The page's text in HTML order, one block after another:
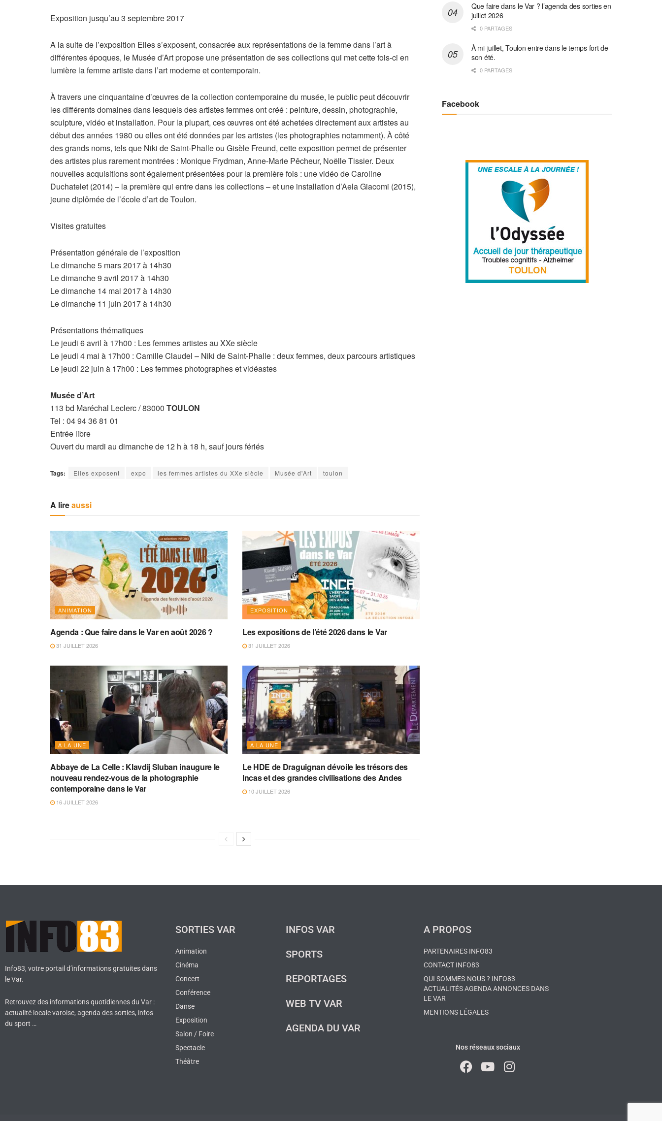
Exposition jusqu’au 3 septembre 2017
A la suite de l’exposition Elles s’exposent, consacrée aux représentations de la femme dans l’art à
différentes époques, le Musée d’Art propose une présentation de ses collections qui met cette fois-ci en
lumière la femme artiste dans l’art moderne et contemporain.
À travers une cinquantaine d’œuvres de la collection contemporaine du musée, le public peut découvrir
les différents domaines dans lesquels des artistes femmes ont créé : peinture, dessin, photographie,
sculpture, vidéo et installation. Pour la plupart, ces œuvres ont été achetées directement aux artistes au
début des années 1980 ou elles ont été données par les artistes (les photographies notamment). À côté
des grands noms, tels que Niki de Saint-Phalle ou Gisèle Freund, cette exposition permet de présenter
des artistes plus rarement montrées : Monique Frydman, Anne-Marie Pêcheur, Noëlle Tissier. Deux
nouvelles acquisitions sont également présentées pour la première fois : une vidéo de Caroline
Duchatelet (2014) – la première qui entre dans les collections – et une installation d’Aela Giacomi (2015),
jeune diplômée de l’école d’art de Toulon.
Visites gratuites
Présentation générale de l’exposition
Le dimanche 5 mars 2017 à 14h30
Le dimanche 9 avril 2017 à 14h30
Le dimanche 14 mai 2017 à 14h30
Le dimanche 11 juin 2017 à 14h30
Présentations thématiques
Le jeudi 6 avril à 17h00 : Les femmes artistes au XXe siècle
Le jeudi 4 mai à 17h00 : Camille Claudel – Niki de Saint-Phalle : deux femmes, deux parcours artistiques
Le jeudi 22 juin à 17h00 : Les femmes photographes et vidéastes
Musée d’Art
113 bd Maréchal Leclerc / 83000 TOULON
Tel : 04 94 36 81 01
Entrée libre
Ouvert du mardi au dimanche de 12 h à 18 h, sauf jours fériés
Tags: Elles exposent expo les femmes artistes du XXe siècle Musée d'Art toulon
A lireaussi
ANIMATION
Agenda : Que faire dans le Var en août 2026 ?
31 JUILLET 2026
EXPOSITION
Les expositions de l’été 2026 dans le Var
31 JUILLET 2026
A LA UNE
Abbaye de La Celle : Klavdij Sluban inaugure le
nouveau rendez-vous de la photographie
contemporaine dans le Var
16 JUILLET 2026
A LA UNE
Le HDE de Draguignan dévoile les trésors des
Incas et des grandes civilisations des Andes
10 JUILLET 2026
Que faire dans le Var ? l’agenda des sorties en
juillet 2026
0 PARTAGES
À mi-juillet, Toulon entre dans le temps fort de
son été.
0 PARTAGES
Facebook
Info83, votre portail d’informations gratuites dans
le Var.
Retrouvez des informations quotidiennes du Var :
actualité locale varoise, agenda des sorties, infos
du sport …
SORTIES VAR
Animation
Cinéma
Concert
Conférence
Danse
Exposition
Salon / Foire
Spectacle
Théâtre
INFOS VAR
SPORTS
REPORTAGES
WEB TV VAR
AGENDA DU VAR
A PROPOS
PARTENAIRES INFO83
CONTACT INFO83
QUI SOMMES-NOUS ? INFO83
ACTUALITÉS AGENDA ANNONCES DANS
LE VAR
MENTIONS LÉGALES
Nos réseaux sociaux